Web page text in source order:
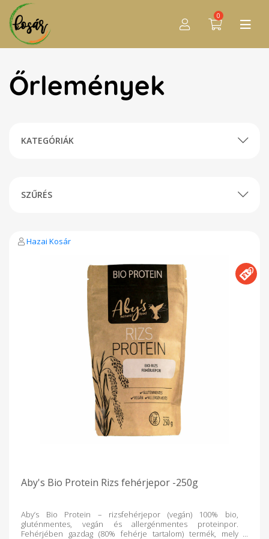
0
Őrlemények
KATEGÓRIÁK
SZŰRÉS
Hazai Kosár
Aby's Bio Protein Rizs fehérjepor -250g
Aby’s Bio Protein – rizsfehérjepor (vegán) 100% bio,
gluténmentes, vegán és allergénmentes proteinpor.
Fehérjében gazdag (80% fehérje tartalom) termék, mely